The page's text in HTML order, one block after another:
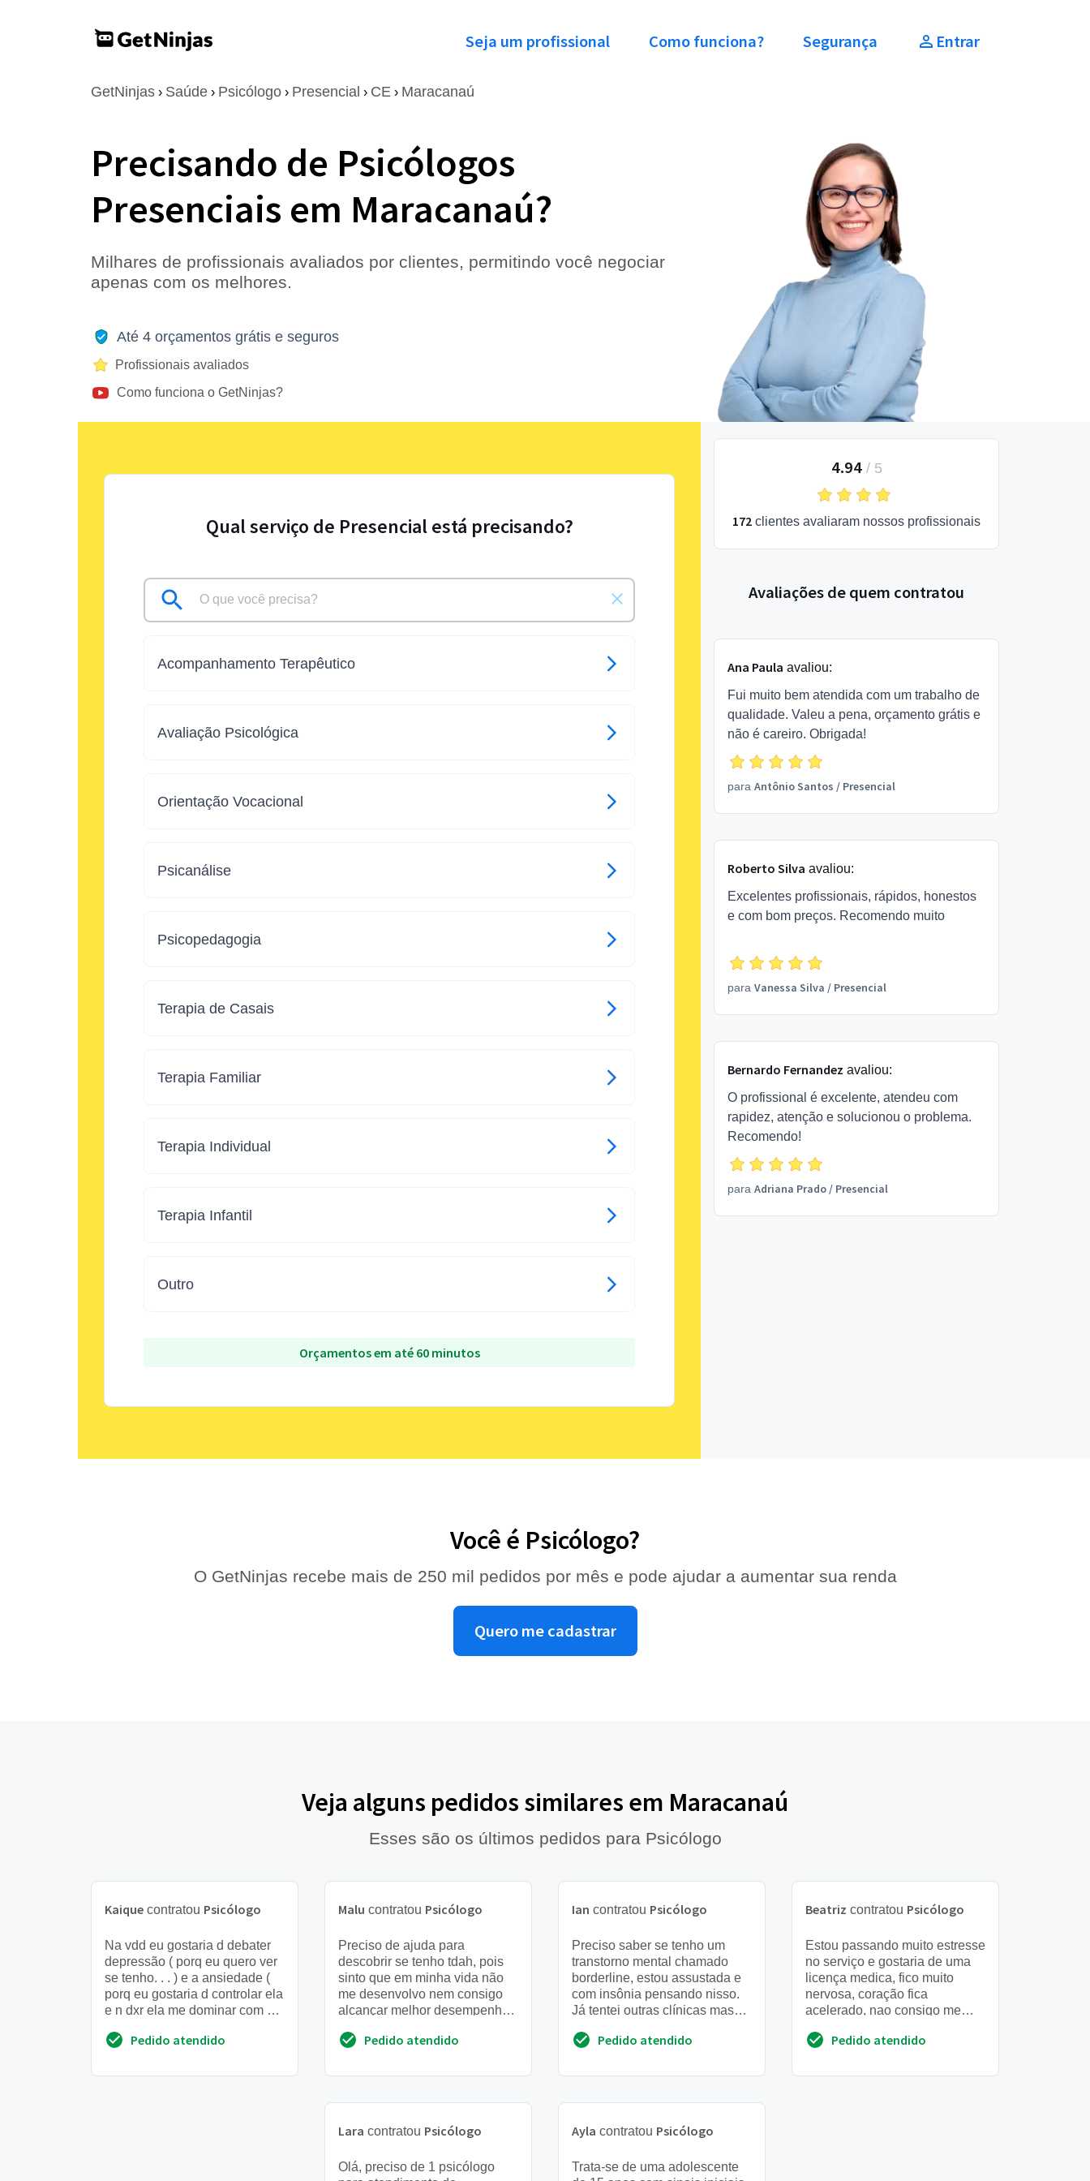
Seja um profissional Como funciona? Segurança Entrar
GetNinjas › Saúde › Psicólogo › Presencial › CE › Maracanaú
Precisando de Psicólogos
Presenciais em Maracanaú?
Milhares de profissionais avaliados por clientes, permitindo você negociar
apenas com os melhores.
Até 4 orçamentos grátis e seguros
Profissionais avaliados
Como funciona o GetNinjas?
Qual serviço de Presencial está precisando?
Acompanhamento Terapêutico
Avaliação Psicológica
Orientação Vocacional
Psicanálise
Psicopedagogia
Terapia de Casais
Terapia Familiar
Terapia Individual
Terapia Infantil
Outro
Orçamentos em até 60 minutos
4.94/ 5
172 clientes avaliaram nossos profissionais
Avaliações de quem contratou
Ana Paula avaliou:
Fui muito bem atendida com um trabalho de
qualidade. Valeu a pena, orçamento grátis e
não é careiro. Obrigada!
para Antônio Santos / Presencial
Roberto Silva avaliou:
Excelentes profissionais, rápidos, honestos
e com bom preços. Recomendo muito
para Vanessa Silva / Presencial
Bernardo Fernandez avaliou:
O profissional é excelente, atendeu com
rapidez, atenção e solucionou o problema.
Recomendo!
para Adriana Prado/ Presencial
Você é Psicólogo?
O GetNinjas recebe mais de 250 mil pedidos por mês e pode ajudar a aumentar sua renda
Quero me cadastrar
Veja alguns pedidos similares em Maracanaú
Esses são os últimos pedidos para Psicólogo
Kaique contratou Psicólogo
Na vdd eu gostaria d debater
depressão ( porq eu quero ver
se tenho. . . ) e a ansiedade (
porq eu gostaria d controlar ela
e n dxr ela me dominar com os
Pedido atendido
Malu contratou Psicólogo
Preciso de ajuda para
descobrir se tenho tdah, pois
sinto que em minha vida não
me desenvolvo nem consigo
alcançar melhor desempenho.
e relacionamento com ...
Pedido atendido
Ian contratou Psicólogo
Preciso saber se tenho um
transtorno mental chamado
borderline, estou assustada e
com insônia pensando nisso.
Já tentei outras clínicas mas
alcance financeiro
Pedido atendido
Beatriz contratou Psicólogo
Estou passando muito estresse
no serviço e gostaria de uma
licença medica, fico muito
nervosa, coração fica
acelerado, nao consigo me
atividades, chego ate bebe
Pedido atendido
Lara contratou Psicólogo
Olá, preciso de 1 psicólogo
Ayla contratou Psicólogo
Trata-se de uma adolescente